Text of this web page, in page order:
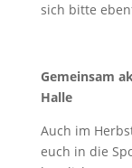
sich bitte
Gemeinsam
Halle
Auch im
euch in die